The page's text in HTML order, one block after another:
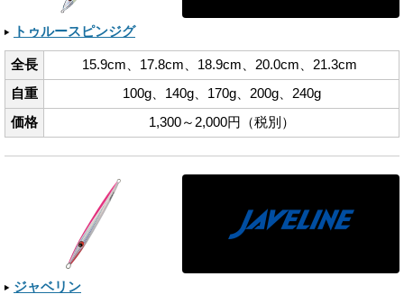
トゥルースピンジグ
全長
15.9cm、​17.8cm、​18.9cm、​20.0cm、​21.3cm
自重
100g、​140g、​170g、​200g、​240g
価格
1,300～2,000円（税別）
ジャベリン